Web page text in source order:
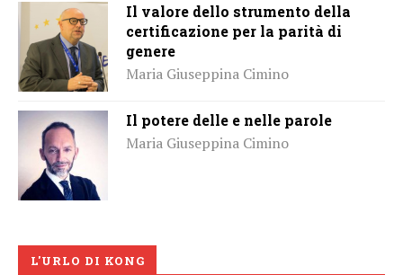
Il valore dello strumento della
certificazione per la parità di
genere
Maria Giuseppina Cimino
Il potere delle e nelle parole
Maria Giuseppina Cimino
L'URLO DI KONG